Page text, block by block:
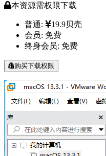
本资源需权限下载
普通:
19.9贝壳
会员: 免费
终身会员: 免费
购买下载权限